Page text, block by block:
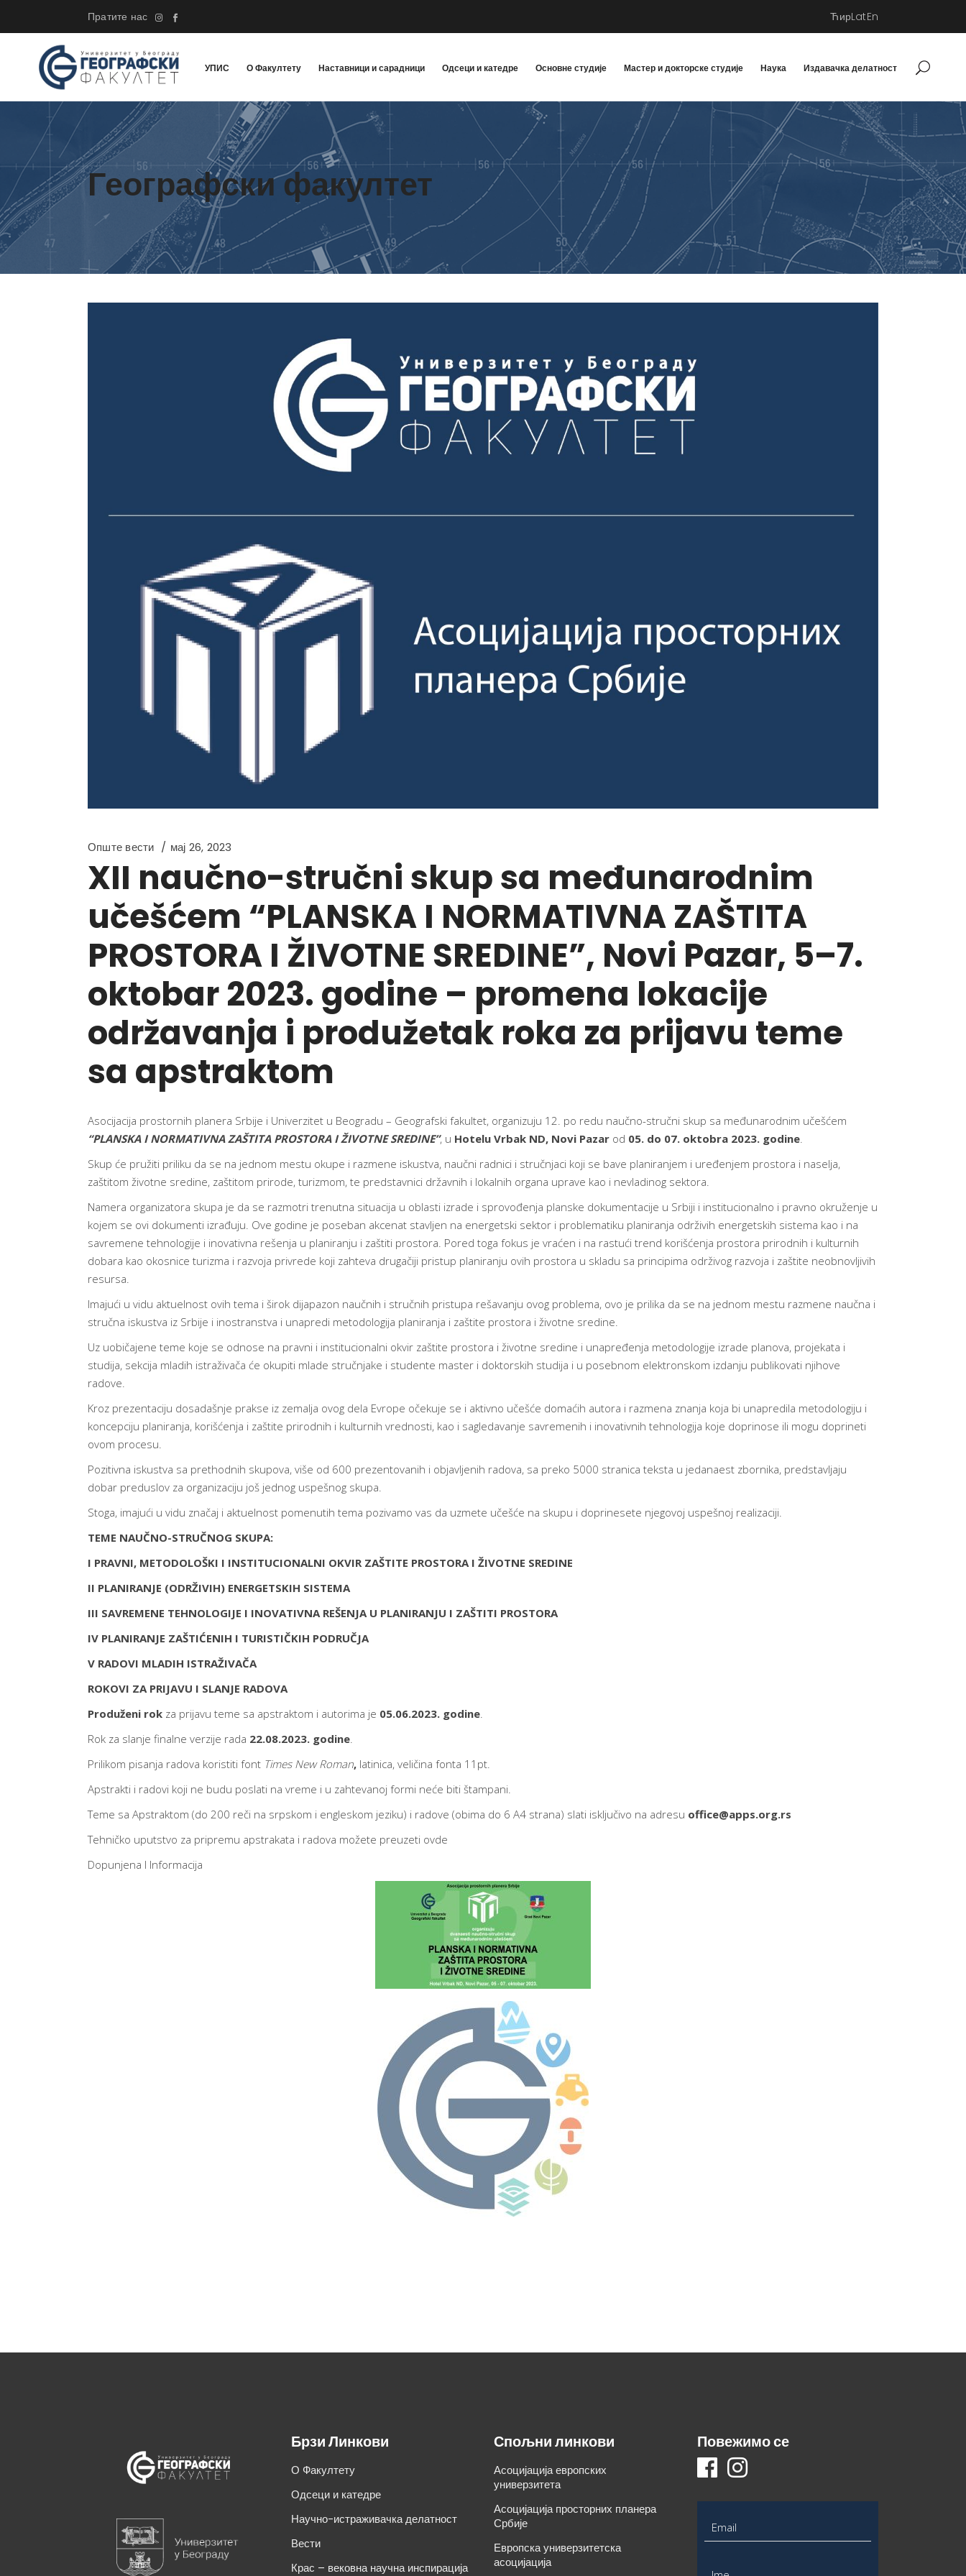
Пратите нас ЋирLatEn
УПИС О Факултету Наставници и сарадници Одсеци и катедре Основне студије Мастер и докторске студије Наука Издавачка делатност
Географски факултет
Опште вести мај 26, 2023
XII naučno-stručni skup sa međunarodnim
učešćem “PLANSKA I NORMATIVNA ZAŠTITA
PROSTORA I ŽIVOTNE SREDINE”, Novi Pazar, 5–7.
oktobar 2023. godine – promena lokacije
održavanja i produžetak roka za prijavu teme
sa apstraktom
Asocijacija prostornih planera Srbije i Univerzitet u Beogradu – Geografski fakultet, organizuju 12. po redu naučno-stručni skup sa međunarodnim učešćem
“PLANSKA I NORMATIVNA ZAŠTITA PROSTORA I ŽIVOTNE SREDINE”, u Hotelu Vrbak ND, Novi Pazar od 05. do 07. oktobra 2023. godine
Skup će pružiti priliku da se na jednom mestu okupe i razmene iskustva, naučni radnici i stručnjaci koji se bave planiranjem i uređenjem prostora i naselja,
zaštitom životne sredine, zaštitom prirode, turizmom, te predstavnici državnih i lokalnih organa uprave kao i nevladinog sektora.
Namera organizatora skupa je da se razmotri trenutna situacija u oblasti izrade i sprovođenja planske dokumentacije u Srbiji i institucionalno i pravno okruženje u
kojem se ovi dokumenti izrađuju. Ove godine je poseban akcenat stavljen na energetski sektor i problematiku planiranja održivih energetskih sistema kao i na
savremene tehnologije i inovativna rešenja u planiranju i zaštiti prostora. Pored toga fokus je vraćen i na rastući trend korišćenja prostora prirodnih i kulturnih
dobara kao okosnice turizma i razvoja privrede koji zahteva drugačiji pristup planiranju ovih prostora u skladu sa principima održivog razvoja i zaštite neobnovljivih
resursa.
Imajući u vidu aktuelnost ovih tema i širok dijapazon naučnih i stručnih pristupa rešavanju ovog problema, ovo je prilika da se na jednom mestu razmene naučna i
stručna iskustva iz Srbije i inostranstva i unapredi metodologija planiranja i zaštite prostora i životne sredine.
Uz uobičajene teme koje se odnose na pravni i institucionalni okvir zaštite prostora i životne sredine i unapređenja metodologije izrade planova, projekata i
studija, sekcija mladih istraživača će okupiti mlade stručnjake i studente master i doktorskih studija i u posebnom elektronskom izdanju publikovati njihove
radove.
Kroz prezentaciju dosadašnje prakse iz zemalja ovog dela Evrope očekuje se i aktivno učešće domaćih autora i razmena znanja koja bi unapredila metodologiju i
koncepciju planiranja, korišćenja i zaštite prirodnih i kulturnih vrednosti, kao i sagledavanje savremenih i inovativnih tehnologija koje doprinose ili mogu doprineti
ovom procesu.
Pozitivna iskustva sa prethodnih skupova, više od 600 prezentovanih i objavljenih radova, sa preko 5000 stranica teksta u jedanaest zbornika, predstavljaju
dobar preduslov za organizaciju još jednog uspešnog skupa.
Stoga, imajući u vidu značaj i aktuelnost pomenutih tema pozivamo vas da uzmete učešće na skupu i doprinesete njegovoj uspešnoj realizaciji.
TEME NAUČNO-STRUČNOG SKUPA:
I PRAVNI, METODOLOŠKI I INSTITUCIONALNI OKVIR ZAŠTITE PROSTORA I ŽIVOTNE SREDINE
II PLANIRANJE (ODRŽIVIH) ENERGETSKIH SISTEMA
III SAVREMENE TEHNOLOGIJE I INOVATIVNA REŠENJA U PLANIRANJU I ZAŠTITI PROSTORA
IV PLANIRANJE ZAŠTIĆENIH I TURISTIČKIH PODRUČJA
V RADOVI MLADIH ISTRAŽIVAČA
ROKOVI ZA PRIJAVU I SLANJE RADOVA
Produženi rok za prijavu teme sa apstraktom i autorima je 05.06.2023. godine
Rok za slanje finalne verzije rada 22.08.2023. godine
Prilikom pisanja radova koristiti font Times New Roman, latinica, veličina fonta 11pt.
Apstrakti i radovi koji ne budu poslati na vreme i u zahtevanoj formi neće biti štampani.
Teme sa Apstraktom (do 200 reči na srpskom i engleskom jeziku) i radove (obima do 6 A4 strana) slati isključivo na adresu office@apps.org.rs
Tehničko uputstvo za pripremu apstrakata i radova možete preuzeti ovde
Dopunjena I Informacija
Брзи Линкови
О Факултету
Одсеци и катедре
Научно-истраживачка делатност
Вести
Крас – вековна научна инспирација
Спољни линкови
Асоцијација европских
универзитета
Асоцијација просторних планера
Србије
Европска универзитетска
асоцијација
Повежимо се